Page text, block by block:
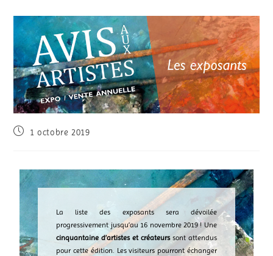
1 octobre 2019
La liste des exposants sera dévoilée
progressivement jusqu’au 16 novembre 2019 ! Une
cinquantaine d’artistes et créateurssont attendus
pour cette édition. Les visiteurs pourront échanger